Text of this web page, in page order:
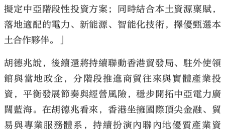
擬定中亞階段性投資方案；同時結合本土資源稟賦，
落地適配的電力、新能源、智能化技術，擇優甄選本
土合作夥伴。」
胡德兆說，後續還將持續聯動香港貿發局、駐外使領
館與當地政企，分階段推進商貿往來與實體產業投
資，平衡發展節奏與經營風險，穩步開拓中亞電力廣
闊藍海。在胡德兆看來，香港坐擁國際頂尖金融、貿
易與專業服務體系，持續扮演內聯內地優質產業資